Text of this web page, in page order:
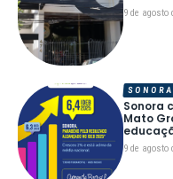
9 de agosto
Sonora
Mato
9 de agosto
SONORA